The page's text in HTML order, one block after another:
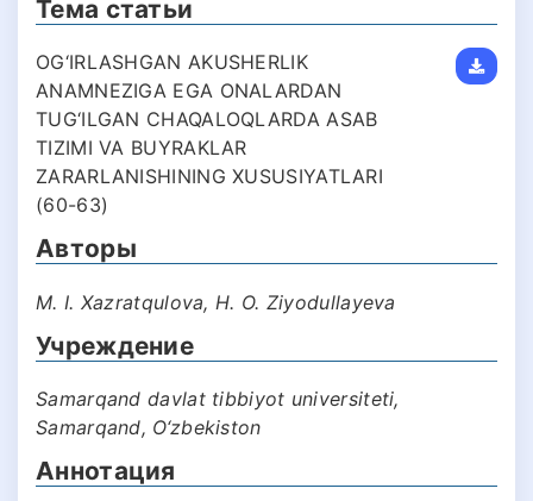
Тема статьи
OG‘IRLASHGAN AKUSHERLIK
ANAMNEZIGA EGA ONALARDAN
TUG‘ILGAN CHAQALOQLARDA ASAB
TIZIMI VA BUYRAKLAR
ZARARLANISHINING XUSUSIYATLARI
(60-63)
Авторы
M. I. Xazratqulova, H. O. Ziyodullayeva
Учреждение
Samarqand davlat tibbiyot universiteti,
Samarqand, O‘zbekiston
Аннотация